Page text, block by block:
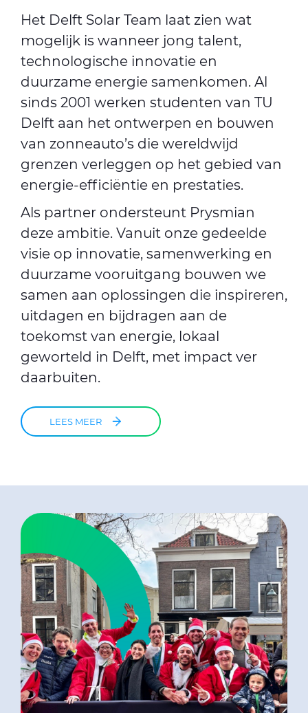
Het Delft Solar Team laat zien wat
mogelijk is wanneer jong talent,
technologische innovatie en
duurzame energie samenkomen. Al
sinds 2001 werken studenten van TU
Delft aan het ontwerpen en bouwen
van zonneauto’s die wereldwijd
grenzen verleggen op het gebied van
energie‑efficiëntie en prestaties.
Als partner ondersteunt Prysmian
deze ambitie. Vanuit onze gedeelde
visie op innovatie, samenwerking en
duurzame vooruitgang bouwen we
samen aan oplossingen die inspireren,
uitdagen en bijdragen aan de
toekomst van energie, lokaal
geworteld in Delft, met impact ver
daarbuiten.
LEES MEER